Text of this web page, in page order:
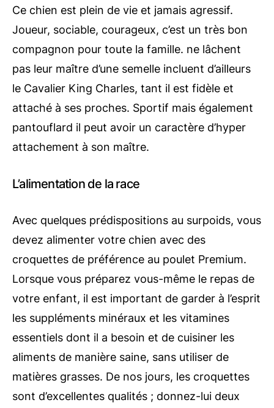
Ce chien est plein de vie et jamais agressif.
Joueur, sociable, courageux, c’est un très bon
compagnon pour toute la famille. ne lâchent
pas leur maître d’une semelle incluent d’ailleurs
le Cavalier King Charles, tant il est fidèle et
attaché à ses proches. Sportif mais également
pantouflard il peut avoir un caractère d’hyper
attachement à son maître.
L’alimentation de la race
Avec quelques prédispositions au surpoids, vous
devez alimenter votre chien avec des
croquettes de préférence au poulet Premium.
Lorsque vous préparez vous-même le repas de
votre enfant, il est important de garder à l’esprit
les suppléments minéraux et les vitamines
essentiels dont il a besoin et de cuisiner les
aliments de manière saine, sans utiliser de
matières grasses. De nos jours, les croquettes
sont d’excellentes qualités ; donnez-lui deux